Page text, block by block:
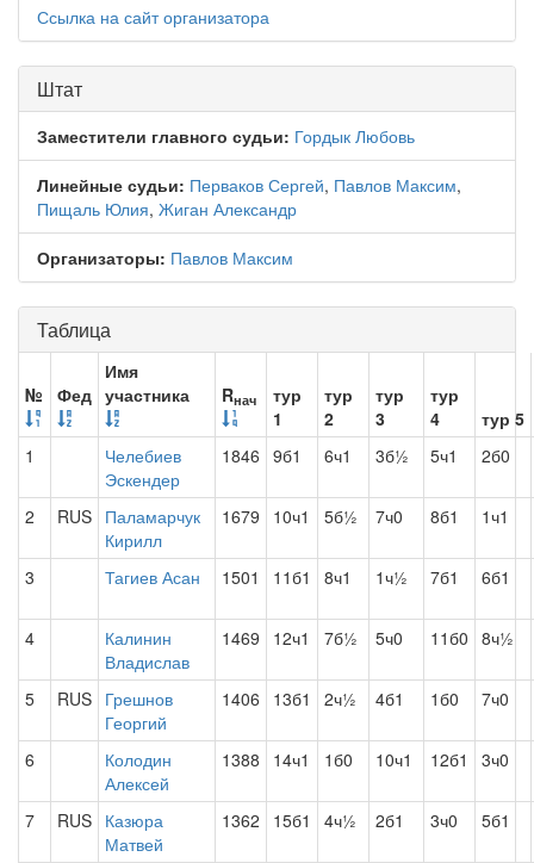
Ссылка на сайт организатора
Штат
Заместители главного судьи: Гордык Любовь
Линейные судьи: Перваков Сергей, Павлов Максим,
Пищаль Юлия, Жиган Александр
Организаторы: Павлов Максим
Таблица
№ Фед
Имя
участника
Rнач
тур
1
тур
2
тур
3
тур
4
тур 5
1
Челебиев
Эскендер
1846 9б1 6ч1 3б½ 5ч1 2б0
2 RUS Паламарчук
Кирилл
1679 10ч1 5б½ 7ч0 8б1 1ч1
3 Тагиев Асан 1501 11б1 8ч1 1ч½ 7б1 6б1
4
Калинин
Владислав
1469 12ч1 7б½ 5ч0 11б0 8ч½
5 RUS Грешнов
Георгий
1406 13б1 2ч½ 4б1 1б0 7ч0
6
Колодин
Алексей
1388 14ч1 1б0 10ч1 12б1 3ч0
7 RUS Казюра
Матвей
1362 15б1 4ч½ 2б1 3ч0 5б1